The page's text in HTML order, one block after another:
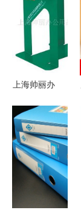
收拾得井井
有条
上海帅丽办
选书立产品
列表，打造
高效整洁办
公环境